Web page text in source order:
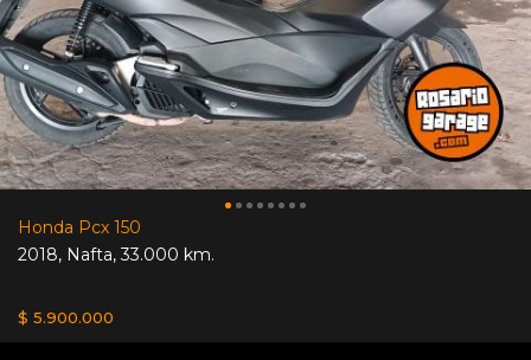
Honda Pcx 150
2018, Nafta,33.000 km.
$ 5.900.000